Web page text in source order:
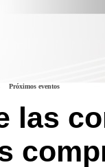
Próximos eventos
las